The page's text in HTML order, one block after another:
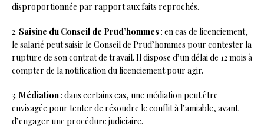
disproportionnée par rapport aux faits reprochés.
2. Saisine du Conseil de Prud’hommes : en cas de licenciement,
le salarié peut saisir le Conseil de Prud’hommes pour contester la
rupture de son contrat de travail. Il dispose d’un délai de 12 mois à
compter de la notification du licenciement pour agir.
3. Médiation: dans certains cas, une médiation peut être
envisagée pour tenter de résoudre le conflit à l’amiable, avant
d’engager une procédure judiciaire.